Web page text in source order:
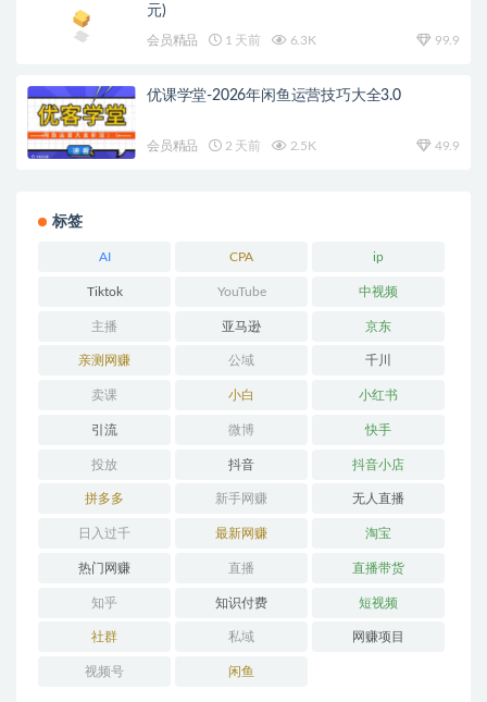
元)
会员精品 1 天前 6.3K 99.9
优课学堂-2026年闲鱼运营技巧大全3.0
会员精品 2 天前 2.5K 49.9
标签
AI CPA ip
Tiktok YouTube 中视频
主播 亚马逊 京东
亲测网赚 公域 千川
卖课 小白 小红书
引流 微博 快手
投放 抖音 抖音小店
拼多多 新手网赚 无人直播
日入过千 最新网赚 淘宝
热门网赚 直播 直播带货
知乎 知识付费 短视频
社群 私域 网赚项目
视频号 闲鱼